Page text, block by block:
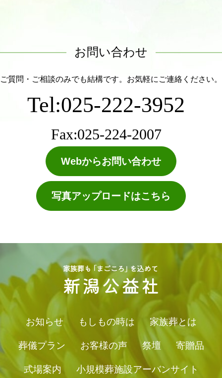
お問い合わせ
ご質問・ご相談のみでも結構です。お気軽にご連絡ください。
Tel:025-222-3952
Fax:025-224-2007
Webからお問い合わせ
写真アップロードはこちら
お知らせ もしもの時は 家族葬とは
葬儀プラン お客様の声 祭壇 寄贈品
式場案内 小規模葬施設アーバンサイト